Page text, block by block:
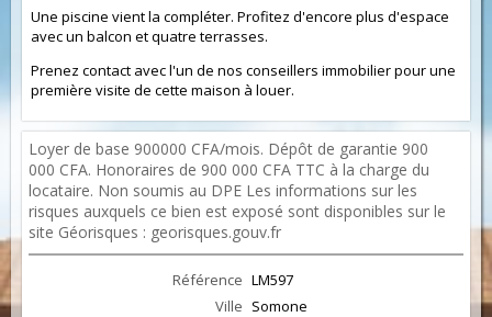
Une piscine vient la compléter. Profitez d'encore plus d'espace
avec un balcon et quatre terrasses.
Prenez contact avec l'un de nos conseillers immobilier pour une
première visite de cette maison à louer.
Loyer de base 900000 CFA/mois. Dépôt de garantie 900
000 CFA. Honoraires de 900 000 CFA TTC à la charge du
locataire. Non soumis au DPE Les informations sur les
risques auxquels ce bien est exposé sont disponibles sur le
site Géorisques : georisques.gouv.fr
Référence LM597
Ville Somone